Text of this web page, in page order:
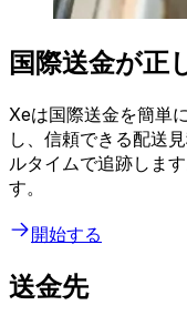
国際送金が正
Xeは国際送金を簡単
し、信頼できる配送
ルタイムで追跡しま
す。
開始する
送金先